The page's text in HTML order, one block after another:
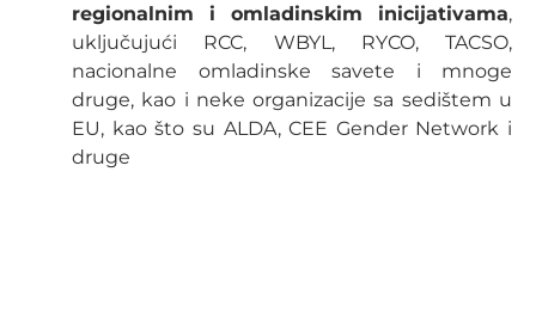
regionalnim i omladinskim inicijativama,
uključujući RCC, WBYL, RYCO, TACSO,
nacionalne omladinske savete i mnoge
druge, kao i neke organizacije sa sedištem u
EU, kao što su ALDA, CEE Gender Network i
druge